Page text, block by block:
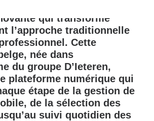
qui transforme
l’approche traditionnelle
Cette
née dans
du groupe D’Ieteren,
plateforme numérique qui
étape de la gestion de
de la sélection des
suivi quotidien des